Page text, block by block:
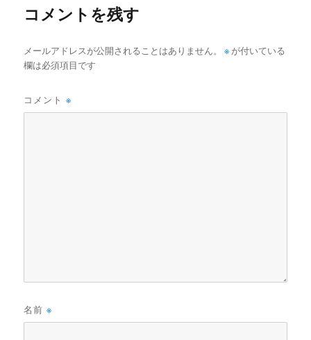
コメントを残す
メールアドレスが公開されることはありません。 ※ が付いている
欄は必須項目です
コメント※
名前※